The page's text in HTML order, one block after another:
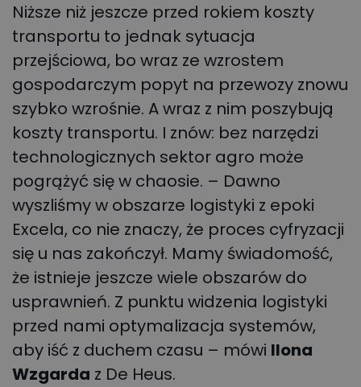
Niższe niż jeszcze przed rokiem koszty
transportu to jednak sytuacja
przejściowa, bo wraz ze wzrostem
gospodarczym popyt na przewozy znowu
szybko wzrośnie. A wraz z nim poszybują
koszty transportu. I znów: bez narzędzi
technologicznych sektor agro może
pogrążyć się w chaosie. – Dawno
wyszliśmy w obszarze logistyki z epoki
Excela, co nie znaczy, że proces cyfryzacji
się u nas zakończył. Mamy świadomość,
że istnieje jeszcze wiele obszarów do
usprawnień. Z punktu widzenia logistyki
przed nami optymalizacja systemów,
aby iść z duchem czasu – mówi Ilona
Wzgarda z De Heus.